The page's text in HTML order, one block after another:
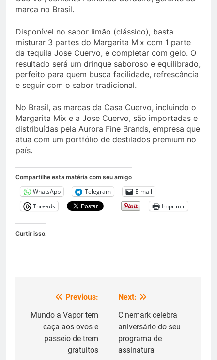
marca no Brasil.
Disponível no sabor limão (clássico), basta
misturar 3 partes do Margarita Mix com 1 parte
da tequila Jose Cuervo, e completar com gelo. O
resultado será um drinque saboroso e equilibrado,
perfeito para quem busca facilidade, refrescância
e seguir com o sabor tradicional.
No Brasil, as marcas da Casa Cuervo, incluindo o
Margarita Mix e a Jose Cuervo, são importadas e
distribuídas pela Aurora Fine Brands, empresa que
atua com um portfólio de destilados premium no
país.
Compartilhe esta matéria com seu amigo
WhatsApp Telegram
E-mail
Threads
Imprimir
Curtir isso:
Navegação
de
Post
Previous:
Mundo a Vapor tem
caça aos ovos e
passeio de trem
gratuitos
Next:
Cinemark celebra
aniversário do seu
programa de
assinatura